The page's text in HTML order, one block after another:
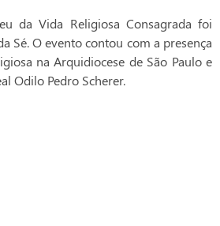
da Vida Religiosa Consagrada foi
Sé. O evento contou com a presença
na Arquidiocese de São Paulo e
Odilo Pedro Scherer.